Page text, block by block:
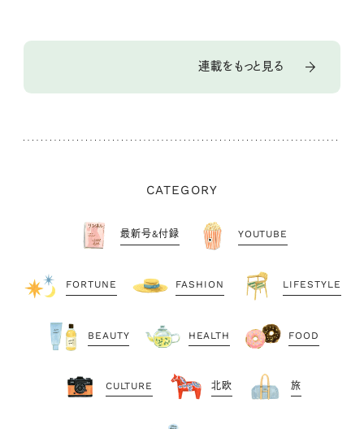
連載をもっと見る
CATEGORY
最新号&付録 YOUTUBE
FORTUNE FASHION LIFESTYLE
BEAUTY HEALTH FOOD
CULTURE 北欧 旅